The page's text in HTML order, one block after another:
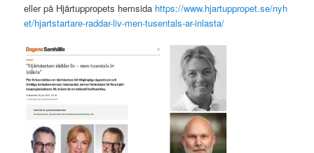
eller på Hjärtuppropets hemsida https://www.hjartuppropet.se/nyh
et/hjartstartare-raddar-liv-men-tusentals-ar-inlasta/